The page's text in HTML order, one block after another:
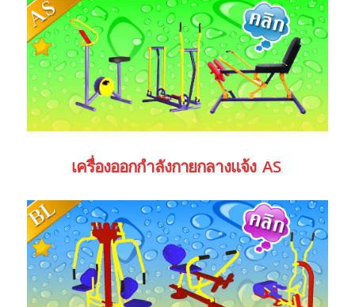
เครื่องออกกำลังกายกลางแจ้ง AS